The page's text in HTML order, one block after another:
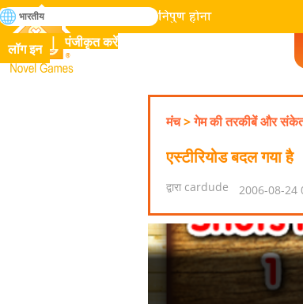
Novel Games
मानव इतिहास में सभी गेम में निपुण होना
खोजे
लॉग इन पंजीकृत करें
भारतीय
मंच>गेम की तरकीबें और
एस्टीरियोड बदल गया है
द्वारा cardude 2006-08-24